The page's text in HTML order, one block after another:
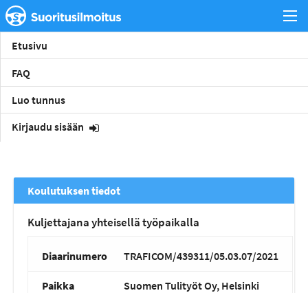
Etusivu
FAQ
Luo tunnus
Kirjaudu sisään
Koulutuksen tiedot
Kuljettajana yhteisellä työpaikalla
Diaarinumero TRAFICOM/439311/05.03.07/2021
Paikka Suomen Tulityöt Oy, Helsinki